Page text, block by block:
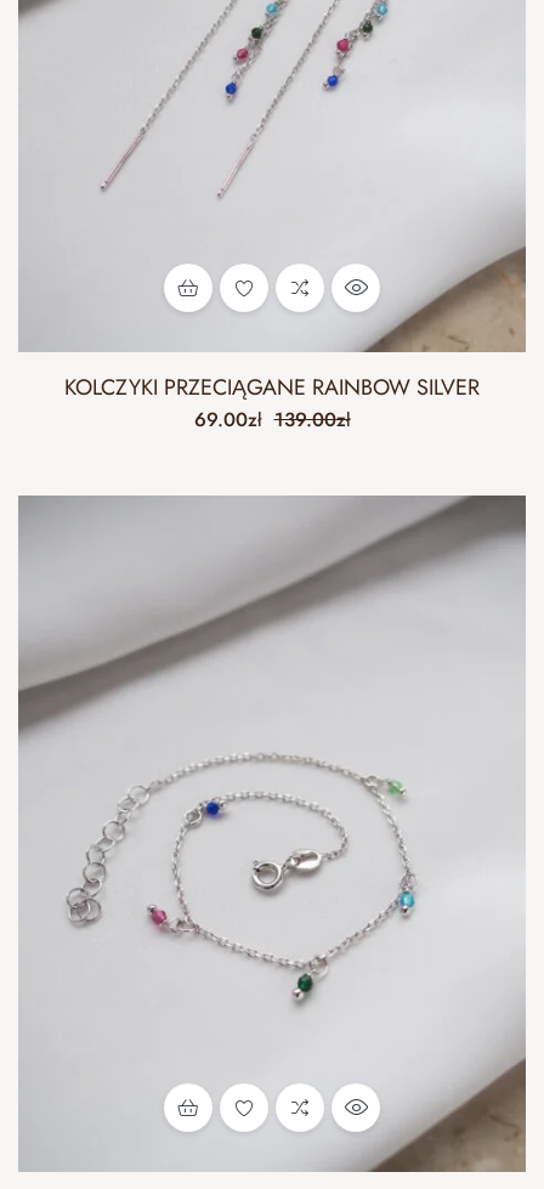
KOLCZYKI PRZECIĄGANE RAINBOW SILVER
139.00zł
69.00zł